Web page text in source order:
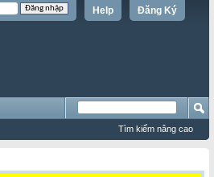
Đăng Ký
Help
Tìm kiếm nâng cao